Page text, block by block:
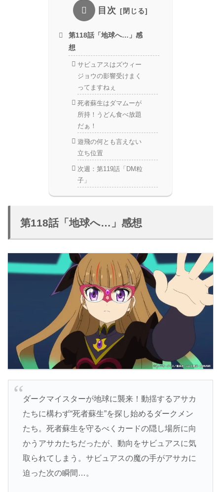
目次
第118話「地球へ…」感
想
サビュアスはズウィー
ジョウの影響受けまく
ってますねぇ
死者蘇生はダマムーが
所持！うどん食べ放題
だぁ！
遊飛の何とも言えない
立ち位置
次週：第119話「DM粒
子」
第118話「地球へ…」感想
ダークマイスターが地球に襲来！動揺するアサカ
たちに構わず“死者蘇生”を探し始めるダークメン
たち。死者蘇生を守るべくカードの隠し場所に向
かうアサカたちだったが、動向をサビュアスに気
取られてしまう。サビュアスの魔の手がアサカに
迫った次の瞬間…。